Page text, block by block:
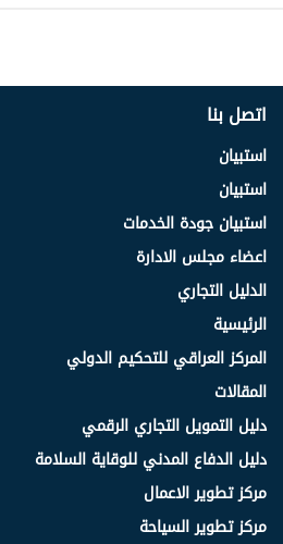
اتصل بنا
استبيان
استبيان
استبيان جودة الخدمات
اعضاء مجلس الادارة
الدليل التجاري
الرئيسية
المركز العراقي للتحكيم الدولي
المقالات
دليل التمويل التجاري الرقمي
دليل الدفاع المدني للوقاية السلامة
مركز تطوير الاعمال
مركز تطوير السياحة